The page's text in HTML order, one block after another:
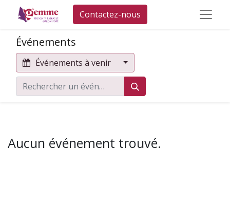
Contactez-nous
Événements
Événements à venir
Aucun événement trouvé.